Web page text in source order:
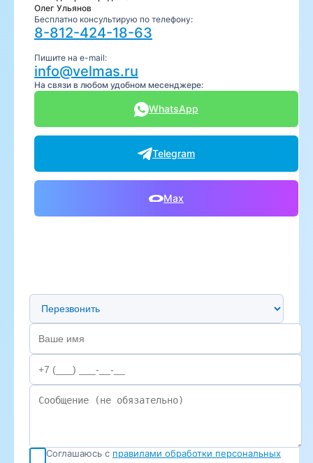
Олег Ульянов
Бесплатно консультирую по телефону:
8-812-424-18-63
Пишите на e-mail:
info@velmas.ru
На связи в любом удобном месенджере:
WhatsApp
Telegram
Max
Предпочтительный способ связи
Соглашаюсь с правилами обработки персональных